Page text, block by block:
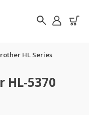
HL Series
HL-5370